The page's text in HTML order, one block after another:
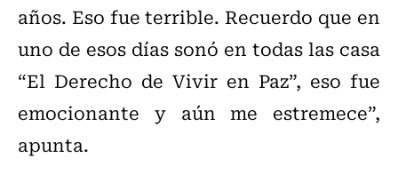
años. Eso fue terrible. Recuerdo que en
uno de esos días sonó en todas las casa
“El Derecho de Vivir en Paz”, eso fue
emocionante y aún me estremece”,
apunta.